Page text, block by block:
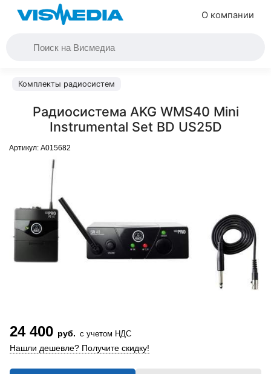
О компании
Комплекты радиосистем
Радиосистема AKG WMS40 Mini
Instrumental Set BD US25D
Артикул: A015682
24 400 руб. с учетом НДС
Нашли дешевле? Получите скидку!